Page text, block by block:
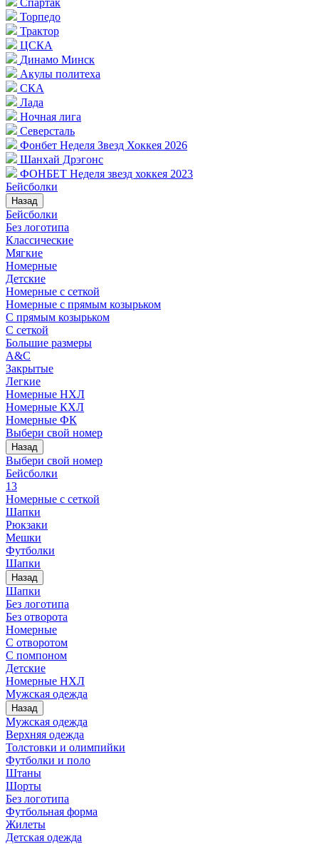
Спартак
Торпедо
Трактор
ЦСКА
Динамо Минск
Акулы политеха
СКА
Лада
Ночная лига
Северсталь
Фонбет Неделя Звезд Хоккея 2026
Шанхай Дрэгонс
ФОНБЕТ Неделя звезд хоккея 2023
Бейсболки
Назад
Бейсболки
Без логотипа
Классические
Мягкие
Номерные
Детские
Номерные с сеткой
Номерные с прямым козырьком
С прямым козырьком
С сеткой
Большие размеры
A&C
Закрытые
Легкие
Номерные НХЛ
Номерные КХЛ
Номерные ФК
Выбери свой номер
Назад
Выбери свой номер
Бейсболки
13
Номерные с сеткой
Шапки
Рюкзаки
Мешки
Футболки
Шапки
Назад
Шапки
Без логотипа
Без отворота
Номерные
С отворотом
С помпоном
Детские
Номерные НХЛ
Мужская одежда
Назад
Мужская одежда
Верхняя одежда
Толстовки и олимпийки
Футболки и поло
Штаны
Шорты
Без логотипа
Футбольная форма
Жилеты
Детская одежда